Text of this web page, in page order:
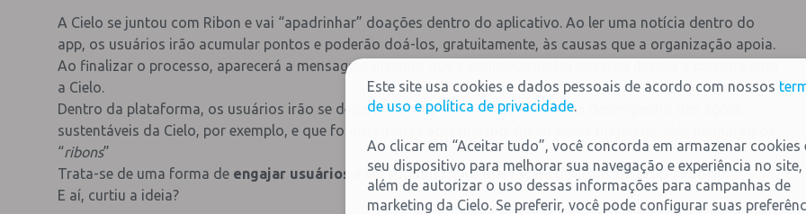
A Cielo se juntou com Ribon e vai “apadrinhar” doações dentro do aplicativo. Ao ler uma notícia dentro do
app, os usuários irão acumular pontos e poderão doá-los, gratuitamente, às causas que a organização apoia.
Ao finalizar o processo, aparecerá a mensagem dizendo que a contribuição foi possível devido a parceria com
a Cielo.
Dentro da plataforma, os usuários irão se deparar com as notícias que falam do desempenho das ações
sustentáveis da Cielo, por exemplo, e que foram citadas aqui mesmo. Ao ler esses materiais, eles ganharão os
“ribons”
Trata-se de uma forma de engajar usuários
e um estímulo para que façam doações do próprio bolso.
E aí, curtiu a ideia?
Este site usa cookies e dados pessoais de acordo com nossos
de uso e política de privacidade
Ao clicar em “Aceitar tudo”, você concorda em armazenar cookies
seu dispositivo para melhorar sua navegação e experiência no site,
além de autorizar o uso dessas informações para campanhas de
marketing da Cielo. Se preferir, você pode configurar suas